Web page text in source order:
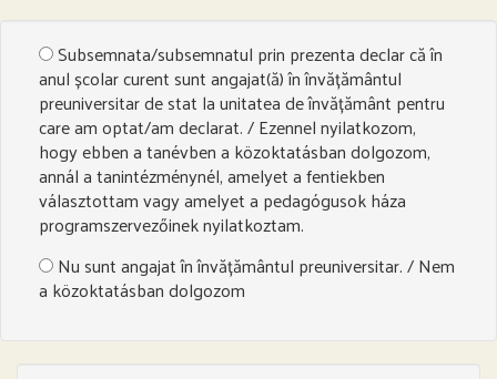
Subsemnata/subsemnatul prin prezenta declar că în
anul școlar curent sunt angajat(ă) în învățământul
preuniversitar de stat la unitatea de învățământ pentru
care am optat/am declarat. / Ezennel nyilatkozom,
hogy ebben a tanévben a közoktatásban dolgozom,
annál a tanintézménynél, amelyet a fentiekben
választottam vagy amelyet a pedagógusok háza
programszervezőinek nyilatkoztam.
Nu sunt angajat în învățământul preuniversitar. / Nem
a közoktatásban dolgozom